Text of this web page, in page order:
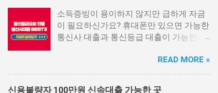
소득증빙이 용이하지 않지만 급하게 자금
이 필요하신가요? 휴대폰만 있으면 가능한
통신사 대출과 통신등급 대출이 가능한 곳
신사 대출이란? 급히 자금이 필요한 상황
이 발생하면, 때로는 소액 대출을 고려해야
할 수도 있습니다. 하지만 이직 준비로 인
READ MORE »
신용불량자 100만원 신속대출 가능한 곳